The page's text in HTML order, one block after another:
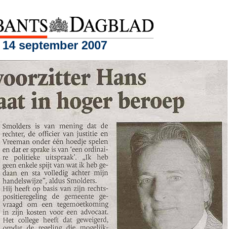
14 september 2007